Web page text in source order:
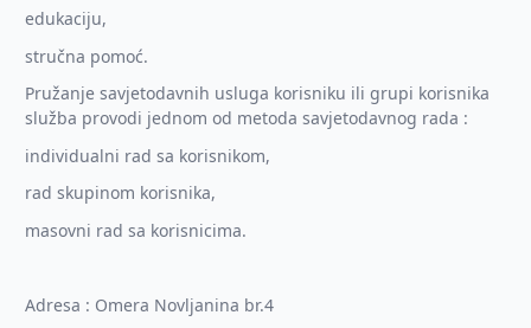
edukaciju,
stručna pomoć.
Pružanje savjetodavnih usluga korisniku ili grupi korisnika
služba provodi jednom od metoda savjetodavnog rada :
individualni rad sa korisnikom,
rad skupinom korisnika,
masovni rad sa korisnicima.
Adresa : Omera Novljanina br.4